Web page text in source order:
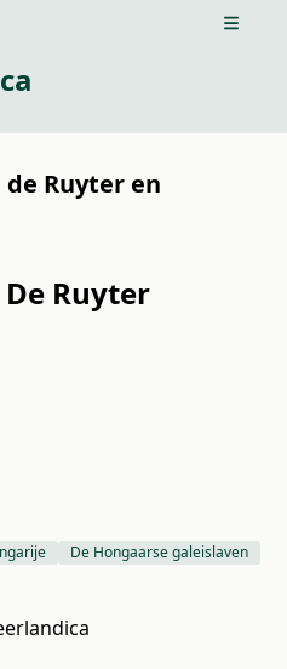
Open
de Ruyter en
Ruyter
De Hongaarse galeislaven